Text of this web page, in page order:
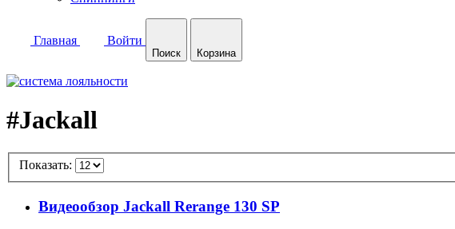
Главная Войти
Поиск Корзина
#Jackall
Показать:
Видеообзор Jackall Rerange 130 SP